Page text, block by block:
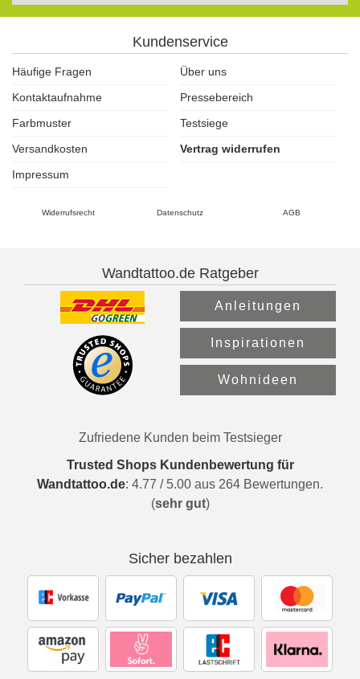
Kundenservice
Häufige Fragen
Über uns
Kontaktaufnahme
Pressebereich
Farbmuster
Testsiege
Versandkosten
Vertrag widerrufen
Impressum
Widerrufsrecht Datenschutz AGB
Wandtattoo.de Ratgeber
Anleitungen
Inspirationen
Wohnideen
Zufriedene Kunden beim Testsieger
Trusted Shops Kundenbewertung für
Wandtattoo.de: 4.77 / 5.00 aus 264 Bewertungen.
(sehr gut)
Sicher bezahlen